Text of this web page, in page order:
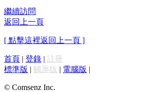
繼續訪問
返回上一頁
[ 點擊這裡返回上一頁 ]
首頁 | 登錄 | 註冊
標準版 | 觸屏版 | 電腦版 |
© Comsenz Inc.